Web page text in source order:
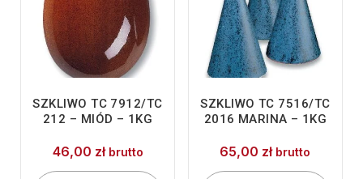
SZKLIWO TC 7912/TC
212 – MIÓD – 1KG
46,00 zł brutto
SZKLIWO TC 7516/TC
2016 MARINA – 1KG
65,00 zł brutto